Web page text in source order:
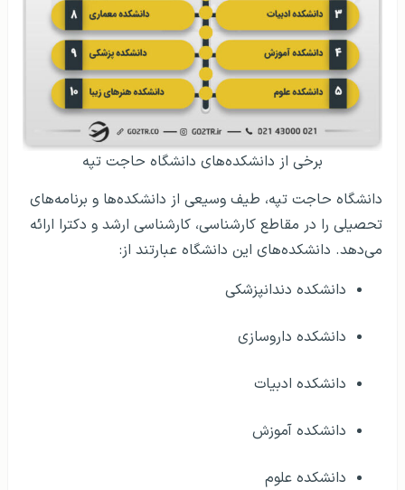
برخی از دانشکده‌های دانشگاه حاجت تپه
دانشگاه حاجت تپه، طیف وسیعی از دانشکده‌ها و برنامه‌های
تحصیلی را در مقاطع کارشناسی، کارشناسی ارشد و دکترا ارائه
می‌دهد. دانشکده‌های این دانشگاه عبارتند از:
دانشکده دندانپزشکی
دانشکده داروسازی
دانشکده ادبیات
دانشکده آموزش
دانشکده علوم